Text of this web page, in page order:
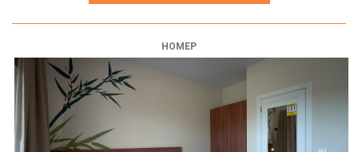
НОМЕР